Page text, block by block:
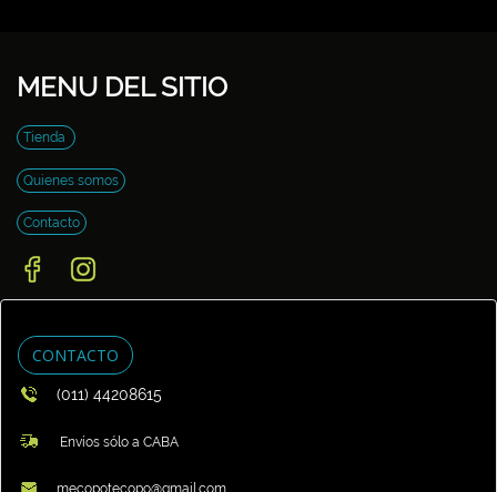
MENU DEL SITIO
Tienda
Quienes somos
Contacto
CONTACTO
(011) 44208615
Envíos sólo a CABA